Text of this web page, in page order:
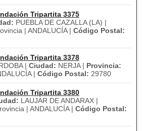
Tripartita 3375
PUEBLA DE CAZALLA (LA) |
| ANDALUCÍA | Código Postal:
Tripartita 3378
| Ciudad: NERJA | Provincia:
| Código Postal: 29780
Tripartita 3380
LAUJAR DE ANDARAX |
| ANDALUCÍA | Código Postal: